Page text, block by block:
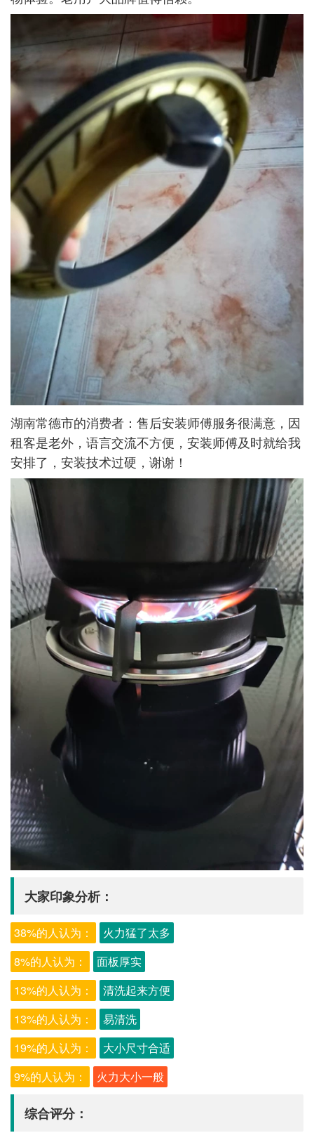
湖南常德市的消费者：售后安装师傅服务很满意，因
租客是老外，语言交流不方便，安装师傅及时就给我
安排了，安装技术过硬，谢谢！
大家印象分析：
38%的人认为：
火力猛了太多
8%的人认为：
面板厚实
13%的人认为：
清洗起来方便
13%的人认为：
易清洗
19%的人认为：
大小尺寸合适
9%的人认为：
火力大小一般
综合评分：